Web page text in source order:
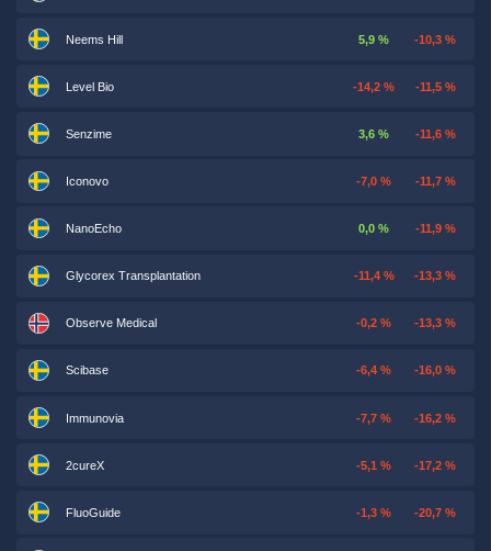
Neems Hill 5,9 % -10,3 %
Level Bio -14,2 % -11,5 %
Senzime 3,6 % -11,6 %
Iconovo -7,0 % -11,7 %
NanoEcho 0,0 % -11,9 %
Glycorex Transplantation -11,4 % -13,3 %
Observe Medical -0,2 % -13,3 %
Scibase -6,4 % -16,0 %
Immunovia -7,7 % -16,2 %
2cureX -5,1 % -17,2 %
FluoGuide -1,3 % -20,7 %